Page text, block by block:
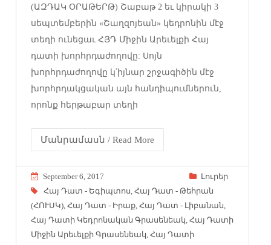
(ԱԶԴԱԿ ՕՐԱԹԵՐԹ) Շաբաթ 2 եւ կիրակի 3
սեպտեմբերին «Շաղզոյեան» կեդրոնին մէջ
տեղի ունեցաւ ՀՅԴ Միջին Արեւելքի Հայ
դատի խորհրդաժողովը: Սոյն
խորհրդաժողովը կ՛իյնար շրջագիծին մէջ
խորհրդակցական այն հանդիպումներուն,
որոնք հերթաբար տեղի
Մանրամասն / Read More
September 6, 2017
Լուրեր
Հայ Դատ - Եգիպտոս ,Հայ Դատ - Թեհրան
(ՀՈՒՍԿ) ,Հայ Դատ - Իրաք ,Հայ Դատ - Լիբանան
Հայ Դատի Կեդրոնական Գրասենեակ ,Հայ Դատի
Միջին Արեւելքի Գրասենեակ ,Հայ Դատի